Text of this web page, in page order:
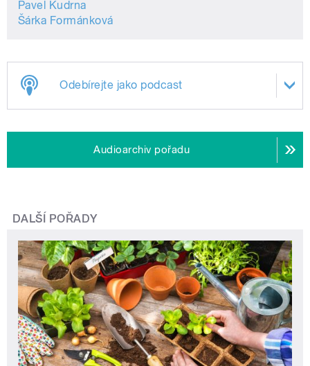
Pavel Kudrna
Šárka Formánková
Odebírejte jako podcast
Audioarchiv pořadu
DALŠÍ POŘADY